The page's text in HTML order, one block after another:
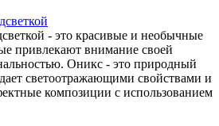
- это красивые и необычные
привлекают внимание своей
Оникс - это природный
светоотражающими свойствами и
композиции с использованием